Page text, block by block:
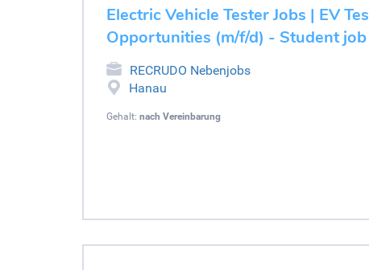
Electric Vehicle Tester Jobs | EV
Opportunities (m/f/d) - Student job
RECRUDO Nebenjobs
Hanau
Gehalt: nach Vereinbarung